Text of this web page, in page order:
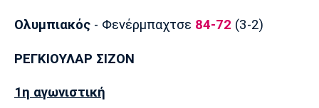
Ολυμπιακός - Φενέρμπαχτσε 84-72 (3-2)
ΡΕΓΚΙΟΥΛΑΡ ΣΙΖΟΝ
1η αγωνιστική